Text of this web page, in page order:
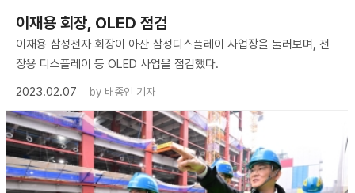
이재용 회장, OLED 점검
이재용 삼성전자 회장이 아산 삼성디스플레이 사업장을 둘러보며, 전
장용 디스플레이 등 OLED 사업을 점검했다.
2023.02.07
by 배종인 기자